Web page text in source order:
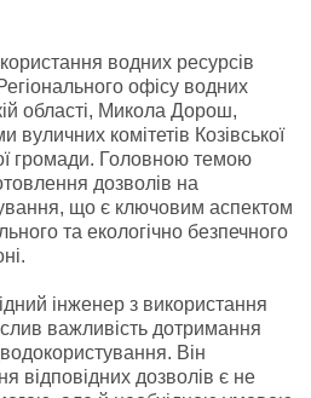
водних ресурсів
офісу водних
області, Микола Дорош,
вуличних комітетів Козівської
громади. Головною темою
дозволів на
що є ключовим аспектом
та екологічно безпечного
інженер з використання
важливість дотримання
Він
відповідних дозволів є не